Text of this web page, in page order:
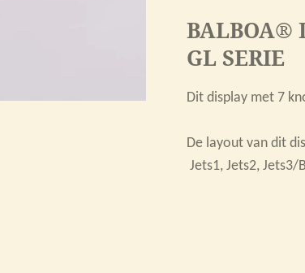
BALBOA®
GL SERIE
Dit display met 7
De layout van dit
Jets1, Jets2, Jets3/